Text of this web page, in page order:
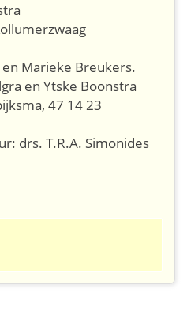
Marieke Breukers.
en Ytske Boonstra
47 14 23
drs. T.R.A. Simonides